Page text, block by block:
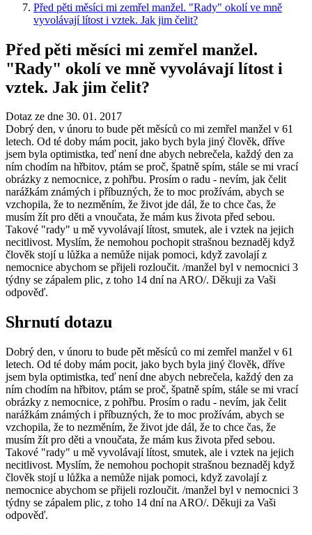
Před pěti měsíci mi zemřel manžel. "Rady" okolí ve mně
vyvolávají lítost i vztek. Jak jim čelit?
Před pěti měsíci mi zemřel manžel.
"Rady" okolí ve mně vyvolávají lítost i
vztek. Jak jim čelit?
Dotaz ze dne 30. 01. 2017
Dobrý den, v únoru to bude pět měsíců co mi zemřel manžel v 61
letech. Od té doby mám pocit, jako bych byla jiný člověk, dříve
jsem byla optimistka, teď není dne abych nebrečela, každý den za
ním chodím na hřbitov, ptám se proč, špatně spím, stále se mi vrací
obrázky z nemocnice, z pohřbu. Prosím o radu - nevím, jak čelit
narážkám známých i příbuzných, že to moc prožívám, abych se
vzchopila, že to nezměním, že život jde dál, že to chce čas, že
musím žít pro děti a vnoučata, že mám kus života před sebou.
Takové "rady" u mě vyvolávají lítost, smutek, ale i vztek na jejich
necitlivost. Myslím, že nemohou pochopit strašnou beznaděj když
člověk stojí u lůžka a nemůže nijak pomoci, když zavolají z
nemocnice abychom se přijeli rozloučit. /manžel byl v nemocnici 3
týdny se zápalem plic, z toho 14 dní na ARO/. Děkuji za Vaši
odpověď.
Shrnutí dotazu
Dobrý den, v únoru to bude pět měsíců co mi zemřel manžel v 61
letech. Od té doby mám pocit, jako bych byla jiný člověk, dříve
jsem byla optimistka, teď není dne abych nebrečela, každý den za
ním chodím na hřbitov, ptám se proč, špatně spím, stále se mi vrací
obrázky z nemocnice, z pohřbu. Prosím o radu - nevím, jak čelit
narážkám známých i příbuzných, že to moc prožívám, abych se
vzchopila, že to nezměním, že život jde dál, že to chce čas, že
musím žít pro děti a vnoučata, že mám kus života před sebou.
Takové "rady" u mě vyvolávají lítost, smutek, ale i vztek na jejich
necitlivost. Myslím, že nemohou pochopit strašnou beznaděj když
člověk stojí u lůžka a nemůže nijak pomoci, když zavolají z
nemocnice abychom se přijeli rozloučit. /manžel byl v nemocnici 3
týdny se zápalem plic, z toho 14 dní na ARO/. Děkuji za Vaši
odpověď.